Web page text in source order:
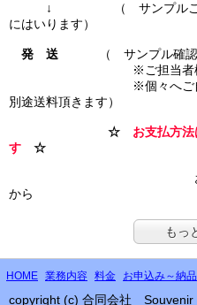
↓ （ サンプルご確認頂
にはいります）
発 送 （ サンプル確
※ご担当者様へ一
※個々へご自宅発送
別途送料頂きます）
☆ お支払方
す ☆
お問い合わせ
から
もっ
HOME 業務内容 料金 お申込み～納
copyright (c) 合同会社